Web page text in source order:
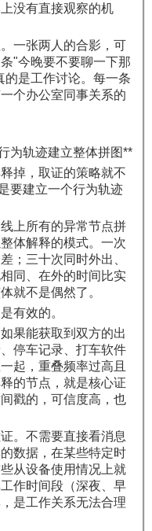
没有直接观察的机
一张两人的合影，可
"今晚要不要聊一下那
的是工作讨论。每一条
个办公室同事关系的
为轨迹建立整体拼图**
掉，取证的策略就不
要建立一个行为轨迹
上所有的异常节点拼
体解释的模式。一次
；三十次同时外出、
同、在外的时间比实
就不是偶然了。
有效的。
果能获取到双方的出
停车记录、打车软件
起，重叠频率过高且
的节点，就是核心证
戳的，可信度高，也
。不需要直接看消息
数据，在某些特定时
从设备使用情况上就
作时间段（深夜、早
是工作关系无法合理